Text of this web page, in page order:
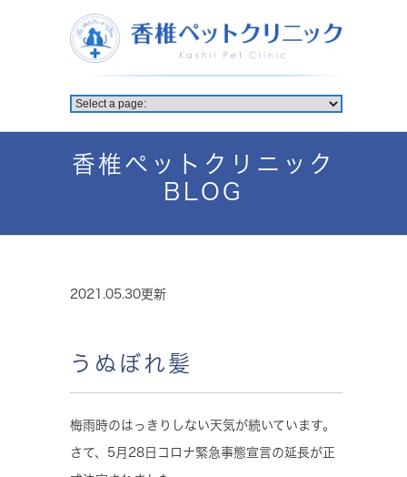
香椎ペットクリニック
BLOG
2021.05.30更新
うぬぼれ髪
梅雨時のはっきりしない天気が続いています。
さて、5月28日コロナ緊急事態宣言の延長が正